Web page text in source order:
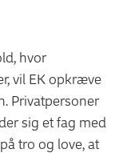
hvor
vil EK opkræve
Privatpersoner
sig et fag med
tro og love, at